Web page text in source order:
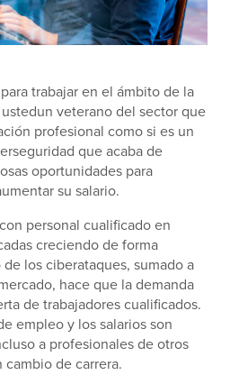
trabajar en el ámbito de la
veterano del sector que
profesional como si es un
que acaba de
oportunidades para
su salario.
personal cualificado en
creciendo de forma
los ciberataques, sumado a
hace que la demanda
de trabajadores cualificados.
empleo y los salarios son
a profesionales de otros
de carrera.